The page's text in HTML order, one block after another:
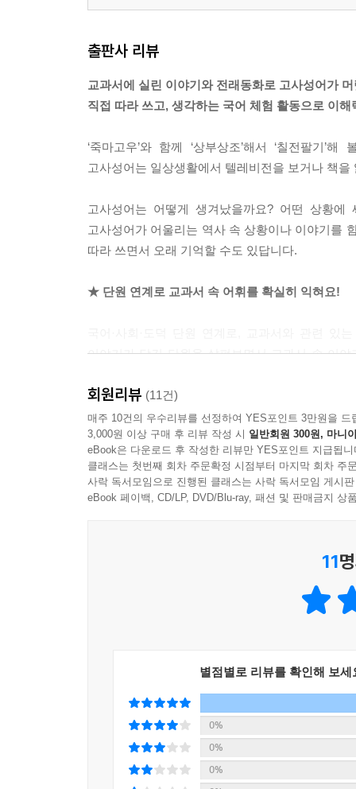
출판사 리뷰
교과서에 실린 이야기와 전래동화로 고사성어가
직접 따라 쓰고, 생각하는 국어 체험 활동으로 이해
‘죽마고우’와 함께 ‘상부상조’해서 ‘칠전팔기
고사성어는 일상생활에서 텔레비전을 보거나 책
고사성어는 어떻게 생겨났을까요? 어떤 상황
고사성어가 어울리는 역사 속 상황이나 이야기를
따라 쓰면서 오래 기억할 수도 있답니다.
★ 단원 연계로 교과서 속 어휘를 확실히 익혀요!
이야기가 담긴 단원을 살펴보면서 교과서 속 이
★ 고사성어에는 역사와 교훈이 담겨 있어요!
고사성어는 삶에서 필요한 지혜와 인간관계, 지
‘이심전심’하는 마음을 배우고, 작은 일에도 정직
역사와 교훈까지 얻어 볼까요?
읽고 지나치는 게 아니라, 한 글자씩 정성스레 따
★ 비슷한말과 반대말로 어휘력을 키워요!
하나의 고사성어로 여러 고사성어와 속담까지
‘문일지십’이라는 고사성어처럼 하나를 배우면
같지요. 다양한 말을 깨우쳐 어휘력을 키워보세요.
회원리뷰 (11건)
매주 10건의 우수리뷰를 선정하여 YES포인트 3만원을 드
3,000원 이상 구매 후 리뷰 작성 시 일반회원 300원, 마니
eBook은 다운로드 후 작성한 리뷰만 YES포인트 지급됩니
클래스는 첫번째 회차 주문확정 시점부터 마지막 회차 주
사락 독서모임으로 진행된 클래스는 사락 독서모임 게시
eBook 페이백, CD/LP, DVD/Blu-ray, 패션 및 판매금지 상
11
별점별로 리뷰를 확인해 보세
0%
0%
0%